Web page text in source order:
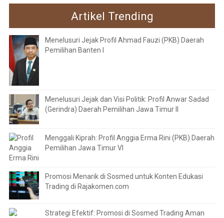
Artikel Trending
Menelusuri Jejak Profil Ahmad Fauzi (PKB) Daerah
Pemilihan Banten I
Menelusuri Jejak dan Visi Politik: Profil Anwar Sadad
(Gerindra) Daerah Pemilihan Jawa Timur II
Menggali Kiprah: Profil Anggia Erma Rini (PKB) Daerah
Pemilihan Jawa Timur VI
Promosi Menarik di Sosmed untuk Konten Edukasi
Trading di Rajakomen.com
Strategi Efektif: Promosi di Sosmed Trading Aman